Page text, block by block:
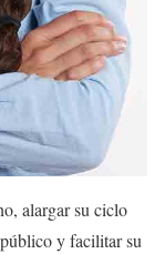
alargar su ciclo
y facilitar su